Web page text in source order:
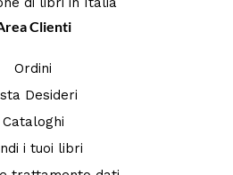
Clienti
Ordini
Desideri
Cataloghi
i tuoi libri